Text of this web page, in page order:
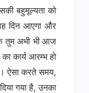
बहुमूल्यता को
दिन आएगा और
तुम अभी भी आज
कार्य आरम्भ हो
ऐसा करते समय,
गया है, उनका